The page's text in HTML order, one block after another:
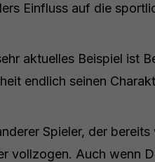
Einfluss auf die
aktuelles Beispiel ist
endlich seinen
Spieler, der
vollzogen. Auch wenn